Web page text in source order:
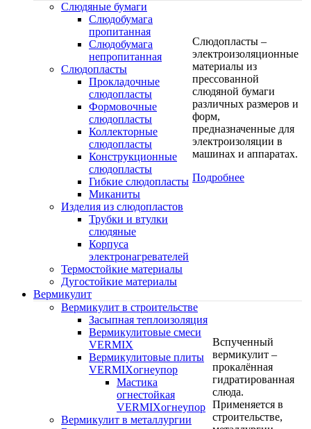
Слюдяные бумаги
Слюдобумага
пропитанная
Слюдобумага
непропитанная
Слюдопласты
Прокладочные
слюдопласты
Формовочные
слюдопласты
Коллекторные
слюдопласты
Конструкционные
слюдопласты
Гибкие слюдопласты
Миканиты
Изделия из слюдопластов
Трубки и втулки
слюдяные
Корпуса
электронагревателей
Термостойкие материалы
Дугостойкие материалы
Слюдопласты –
электроизоляционные
материалы из
прессованной
слюдяной бумаги
различных размеров и
форм,
предназначенные для
электроизоляции в
машинах и аппаратах.
Подробнее
Вермикулит
Вермикулит в строительстве
Засыпная теплоизоляция
Вермикулитовые смеси
VERMIX
Вермикулитовые плиты
VERMIXогнеупор
Мастика
огнестойкая
VERMIXогнеупор
Вермикулит в металлургии
Вспученный
вермикулит –
прокалённая
гидратированная
слюда.
Применяется в
строительстве,